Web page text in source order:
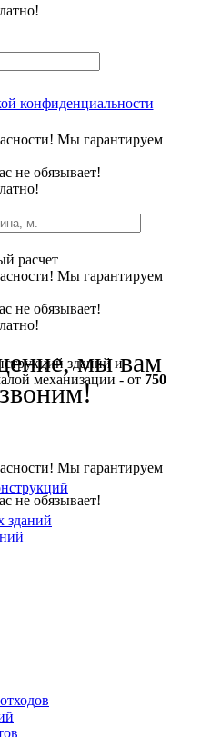
конфиденциальности
Мы гарантируем
не обязывает!
расчет
Мы гарантируем
не обязывает!
мы вам
Мы гарантируем
не обязывает!
зданий и
механизации - от 750
зданий